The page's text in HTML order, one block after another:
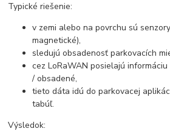
Typické riešenie:
v zemi alebo na povrchu sú
magnetické),
sledujú obsadenosť parkovacích
cez LoRaWAN posielajú
/ obsadené,
tieto dáta idú do parkovacej
tabúľ.
Výsledok: